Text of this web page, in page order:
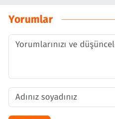
Yorumlar